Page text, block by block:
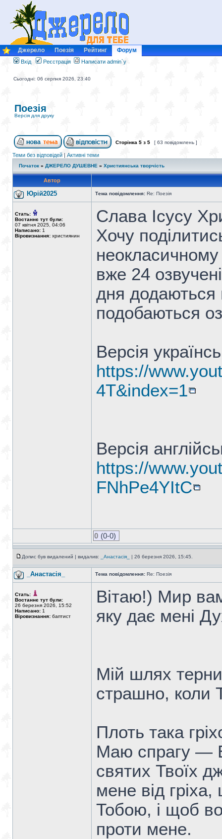
Джерело Поезія Рейтинг Форум
Вхід Реєстрація Написати admin`у
Сьогодні: 06 серпня 2026, 23:40
Поезія
Версія для друку
Сторінка 5 з 5 [ 63 повідомлень ]
Теми без відповідей | Активні теми
Початок » ДЖЕРЕЛО ДУШЕВНЕ » Християнська творчість
Автор
Юрій2025 Тема повідомлення: Re: Поезія
Стать:
Востаннє тут були:
07 квітня 2025, 04:06
Написано: 1
Віровизнання: християнин
Слава Ісусу
Хочу
вже 24
дня додаються
подобаються
Версія
https://
4T&index=1
Версія
https://
FNhPe4YItC
0 (0-0)
Допис був видалений | видалив: _Анастасія_ | 26 березня 2026, 15:45.
_Анастасія_ Тема повідомлення: Re: Поезія
Стать:
Востаннє тут були:
26 березня 2026, 15:52
Написано: 1
Віровизнання: баптист
Вітаю!) Мир
яку дає мені
Мій шлях
страшно, коли
Плоть така
Маю спрагу —
святих Твоїх
мене від
Тобою, і щоб
проти мене.